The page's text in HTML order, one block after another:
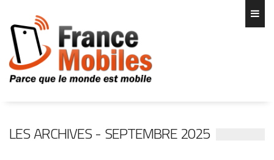
LES ARCHIVES - SEPTEMBRE 2025